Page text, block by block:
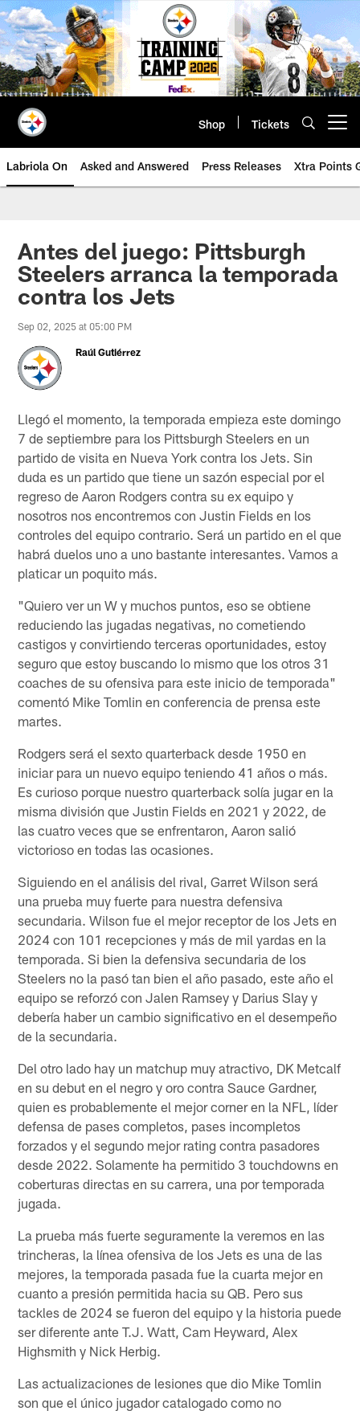
Skip
to
main
content
Shop Tickets
Labriola On Asked and Answered Press Releases Xtra Points
Antes del juego: Pittsburgh
Steelers arranca la temporada
contra los Jets
Sep 02, 2025 at 05:00 PM
Raúl Gutiérrez
Llegó el momento, la temporada empieza este domingo
7 de septiembre para los Pittsburgh Steelers en un
partido de visita en Nueva York contra los Jets. Sin
duda es un partido que tiene un sazón especial por el
regreso de Aaron Rodgers contra su ex equipo y
nosotros nos encontremos con Justin Fields en los
controles del equipo contrario. Será un partido en el que
habrá duelos uno a uno bastante interesantes. Vamos a
platicar un poquito más.
"Quiero ver un W y muchos puntos, eso se obtiene
reduciendo las jugadas negativas, no cometiendo
castigos y convirtiendo terceras oportunidades, estoy
seguro que estoy buscando lo mismo que los otros 31
coaches de su ofensiva para este inicio de temporada"
comentó Mike Tomlin en conferencia de prensa este
martes.
Rodgers será el sexto quarterback desde 1950 en
iniciar para un nuevo equipo teniendo 41 años o más.
Es curioso porque nuestro quarterback solía jugar en la
misma división que Justin Fields en 2021 y 2022, de
las cuatro veces que se enfrentaron, Aaron salió
victorioso en todas las ocasiones.
Siguiendo en el análisis del rival, Garret Wilson será
una prueba muy fuerte para nuestra defensiva
secundaria. Wilson fue el mejor receptor de los Jets en
2024 con 101 recepciones y más de mil yardas en la
temporada. Si bien la defensiva secundaria de los
Steelers no la pasó tan bien el año pasado, este año el
equipo se reforzó con Jalen Ramsey y Darius Slay y
debería haber un cambio significativo en el desempeño
de la secundaria.
Del otro lado hay un matchup muy atractivo, DK Metcalf
en su debut en el negro y oro contra Sauce Gardner,
quien es probablemente el mejor corner en la NFL, líder
defensa de pases completos, pases incompletos
forzados y el segundo mejor rating contra pasadores
desde 2022. Solamente ha permitido 3 touchdowns en
coberturas directas en su carrera, una por temporada
jugada.
La prueba más fuerte seguramente la veremos en las
trincheras, la línea ofensiva de los Jets es una de las
mejores, la temporada pasada fue la cuarta mejor en
cuanto a presión permitida hacia su QB. Pero sus
tackles de 2024 se fueron del equipo y la historia puede
ser diferente ante T.J. Watt, Cam Heyward, Alex
Highsmith y Nick Herbig.
Las actualizaciones de lesiones que dio Mike Tomlin
son que el único jugador catalogado como no